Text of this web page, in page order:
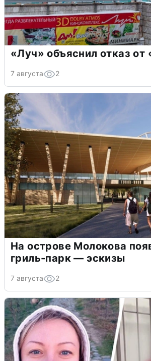
«Луч» объяснил отказ от
7 августа 2
На острове Молокова
гриль-парк — эскизы
7 августа 2